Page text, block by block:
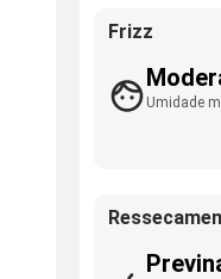
Frizz
Umidade